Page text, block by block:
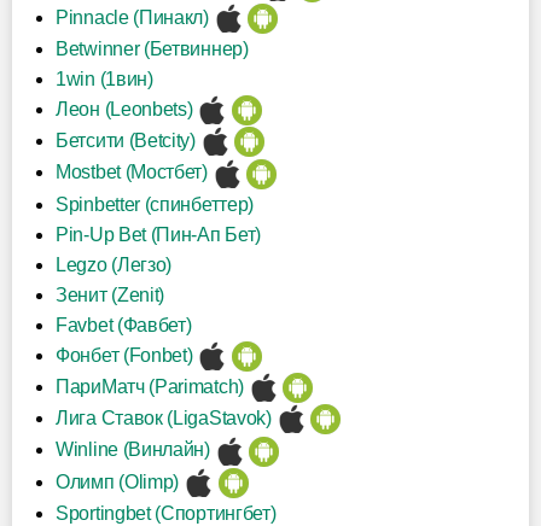
Pinnacle (Пинакл)
Betwinner (Бетвиннер)
1win (1вин)
Леон (Leonbets)
Бетсити (Betcity)
Mostbet (Мостбет)
Spinbetter (спинбеттер)
Pin-Up Bet (Пин-Ап Бет)
Legzo (Легзо)
Зенит (Zenit)
Favbet (Фавбет)
Фонбет (Fonbet)
ПариМатч (Parimatch)
Лига Ставок (LigaStavok)
Winline (Винлайн)
Олимп (Olimp)
Sportingbet (Спортингбет)